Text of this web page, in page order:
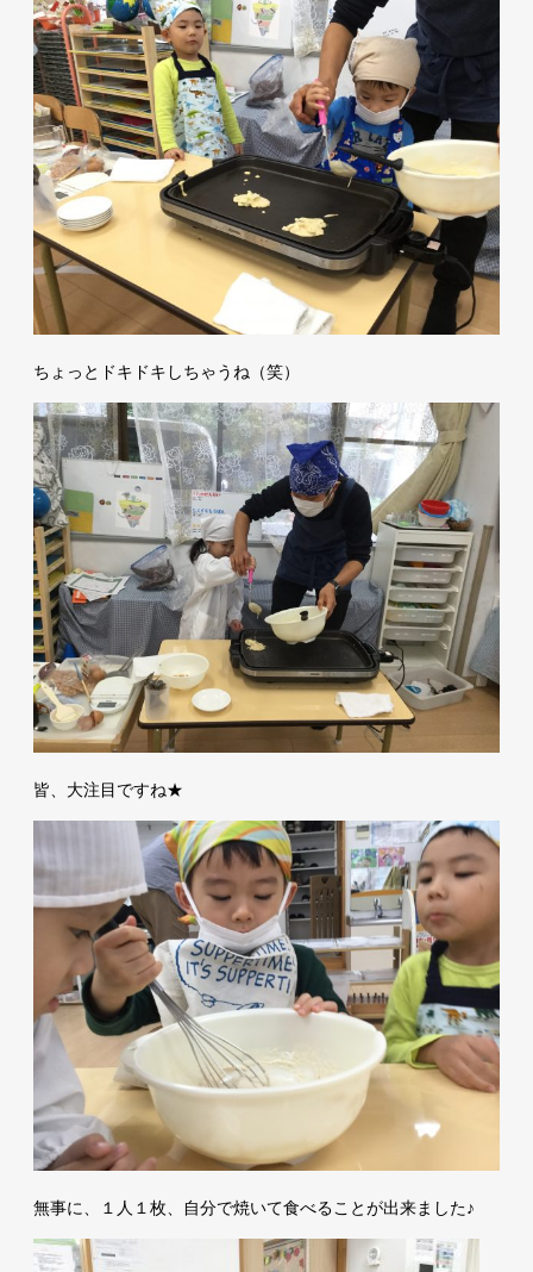
ちょっとドキドキしちゃうね（笑）
皆、大注目ですね★
無事に、１人１枚、自分で焼いて食べることが出来ました♪